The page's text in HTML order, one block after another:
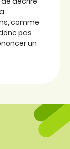
comme
pas
un